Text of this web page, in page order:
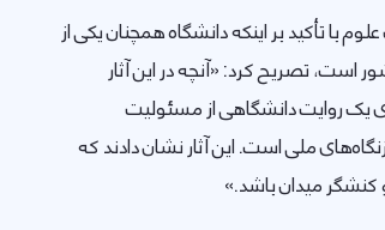
با تأکید بر اینکه دانشگاه همچنان یکی از
است، تصریح کرد: «آنچه در این آثار
روایت دانشگاهی از مسئولیت
ملی است. این آثار نشان دادند که
کنشگر میدان باشد.»